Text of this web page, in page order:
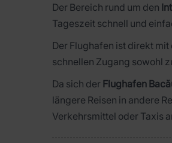
Der Bereich rund um den
Tageszeit schnell und
Der Flughafen ist direkt
schnellen Zugang sowohl
Da sich der Flughafen
längere Reisen in andere
Verkehrsmittel oder Taxis